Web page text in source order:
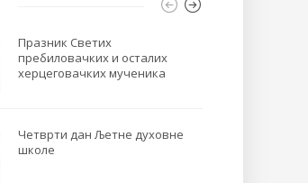
Празник Светих
пребиловачких и осталих
херцеговачких мученика
Четврти дан Љетне духовне
школе